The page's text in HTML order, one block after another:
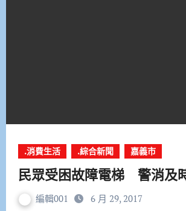
.消費生活 .綜合新聞 嘉義市
民眾受困故障電梯 警消及
編輯001 6 月 29, 2017